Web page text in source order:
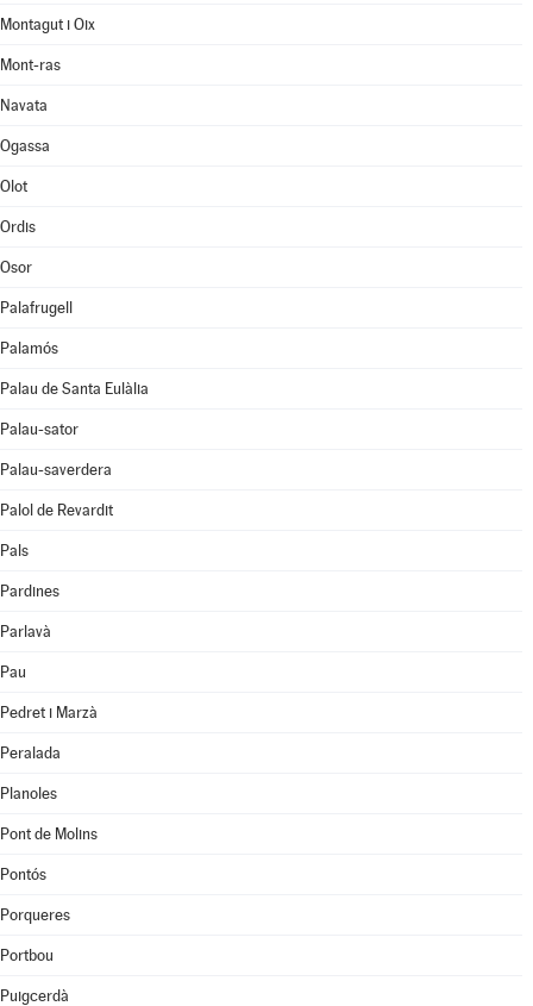
Montagut i Oix
Mont-ras
Navata
Ogassa
Olot
Ordis
Osor
Palafrugell
Palamós
Palau de Santa Eulàlia
Palau-sator
Palau-saverdera
Palol de Revardit
Pals
Pardines
Parlavà
Pau
Pedret i Marzà
Peralada
Planoles
Pont de Molins
Pontós
Porqueres
Portbou
Puigcerdà